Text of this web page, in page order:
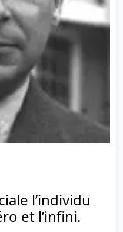
l’individu
et l’infini.